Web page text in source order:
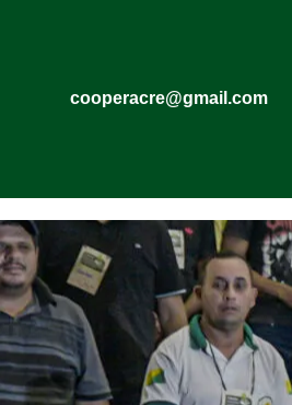
cooperacre@gmail.com